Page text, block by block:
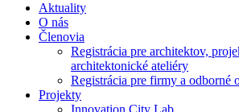
Aktuality
O nás
Členovia
Registrácia pre architektov,
architektonické ateliéry
Registrácia pre firmy a odborné
Projekty
Innovation City Lab